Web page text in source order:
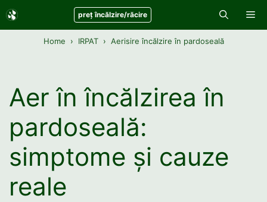
Sari
la
preț încălzire/răcire
Home IRPAT Aerisire încălzire în pardoseală
Aer în încălzirea în
pardoseală:
simptome și cauze
reale